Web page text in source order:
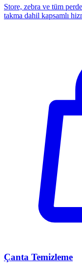
Store, zebra ve tüm
takma dahil kapsamlı
Çanta Temizleme